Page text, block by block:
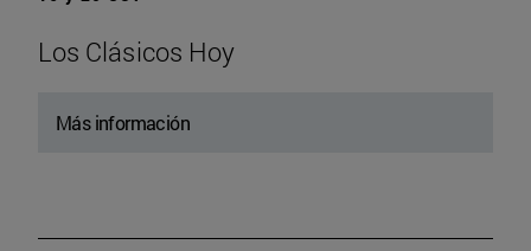
Los Clásicos Hoy
Más información